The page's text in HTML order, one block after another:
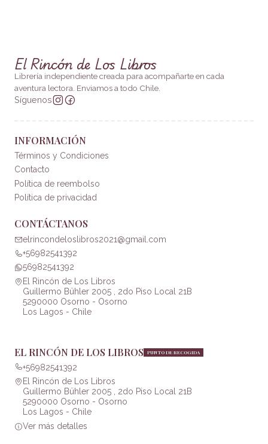
El Rincón de Los Libros
Librería independiente creada para acompañarte en cada
aventura lectora. Enviamos a todo Chile.
Síguenos
INFORMACIÓN
Términos y Condiciones
Contacto
Política de reembolso
Política de privacidad
CONTÁCTANOS
elrincondeloslibros2021@gmail.com
+56982541392
56982541392
El Rincón de Los Libros
Guillermo Bühler 2005 , 2do Piso Local 21B
5290000 Osorno - Osorno
Los Lagos - Chile
EL RINCÓN DE LOS LIBROS PUNTO DE RECOGIDA
+56982541392
El Rincón de Los Libros
Guillermo Bühler 2005 , 2do Piso Local 21B
5290000 Osorno - Osorno
Los Lagos - Chile
Ver más detalles